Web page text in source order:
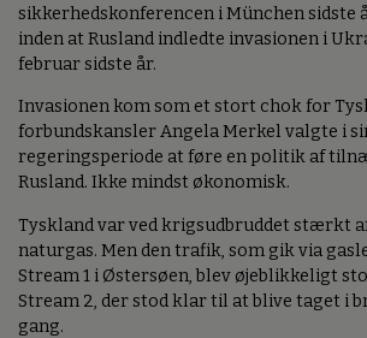
sikkerhedskonferencen i München sidste
inden at Rusland indledte invasionen i
februar sidste år.
Invasionen kom som et stort chok for
forbundskansler Angela Merkel valgte i
regeringsperiode at føre en politik af
Rusland. Ikke mindst økonomisk.
Tyskland var ved krigsudbruddet stærkt
naturgas. Men den trafik, som gik via
Stream 1 i Østersøen, blev øjeblikkeligt
Stream 2, der stod klar til at blive taget i
gang.